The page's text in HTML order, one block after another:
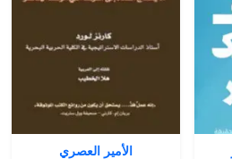
الأمير العصري